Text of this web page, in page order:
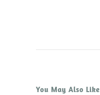
You May Also Like